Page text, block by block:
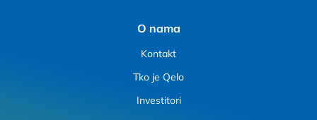
O nama
Kontakt
Tko je Qelo
Investitori